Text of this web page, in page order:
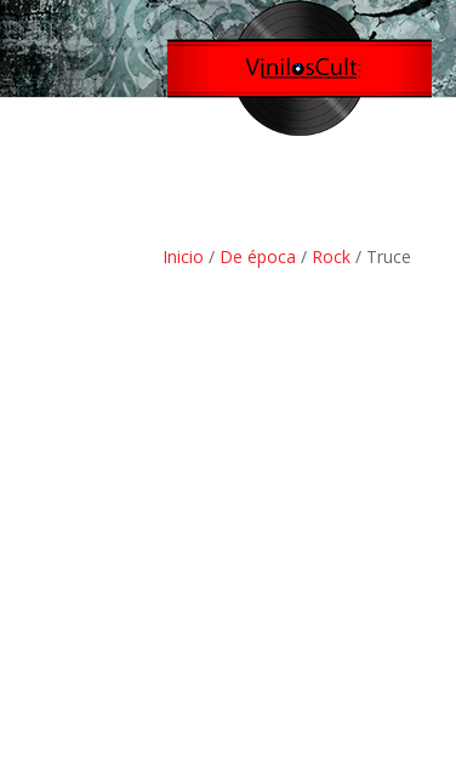
Inicio / De época / Rock / Truce